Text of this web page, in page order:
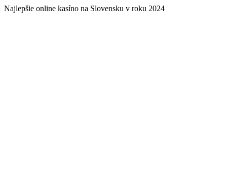
Najlepšie online kasíno na Slovensku v roku 2024